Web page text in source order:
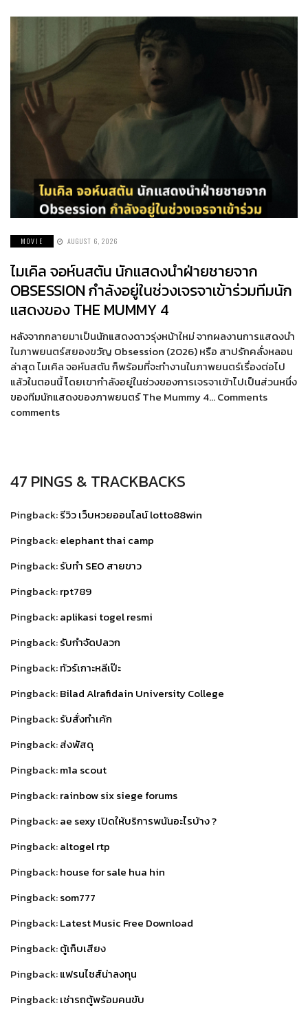
MOVIE AUGUST 6, 2026
ไมเคิล จอห์นสตัน นักแสดงนำฝ่ายชายจาก
OBSESSION กำลังอยู่ในช่วงเจรจาเข้าร่วมทีมนัก
แสดงของ THE MUMMY 4
หลังจากกลายมาเป็นนักแสดงดาวรุ่งหน้าใหม่ จากผลงานการแสดงนำ
ในภาพยนตร์สยองขวัญ Obsession (2026) หรือ สาปรักคลั่งหลอน
ล่าสุด ไมเคิล จอห์นสตัน ก็พร้อมที่จะทำงานในภาพยนตร์เรื่องต่อไป
แล้วในตอนนี้ โดยเขากำลังอยู่ในช่วงของการเจรจาเข้าไปเป็นส่วนหนึ่ง
ของทีมนักแสดงของภาพยนตร์ The Mummy 4… Comments
comments
47 PINGS & TRACKBACKS
Pingback:รีวิว เว็บหวยออนไลน์ lotto88win
Pingback:elephant thai camp
Pingback:รับทำ SEO สายขาว
Pingback:rpt789
Pingback:aplikasi togel resmi
Pingback:รับกำจัดปลวก
Pingback:ทัวร์เกาะหลีเป๊ะ
Pingback:Bilad Alrafidain University College
Pingback:รับสั่งทำเค้ก
Pingback:ส่งพัสดุ
Pingback:m1a scout
Pingback:rainbow six siege forums
Pingback:ae sexy เปิดให้บริการพนันอะไรบ้าง ?
Pingback:altogel rtp
Pingback:house for sale hua hin
Pingback:som777
Pingback:Latest Music Free Download
Pingback:ตู้เก็บเสียง
Pingback:แฟรนไชส์น่าลงทุน
Pingback:เช่ารถตู้พร้อมคนขับ